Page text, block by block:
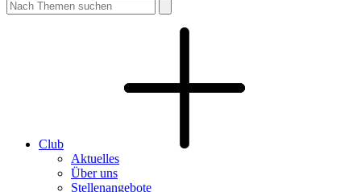
Club
Aktuelles
Über uns
Stellenangebote